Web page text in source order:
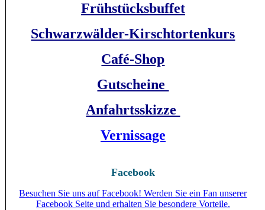
Frühstücksbuffet
Schwarzwälder-Kirschtortenkurs
Café-Shop
Gutscheine
Anfahrtsskizze
Vernissage
Facebook
Besuchen Sie uns auf Facebook! Werden Sie ein Fan unserer
Facebook Seite und erhalten Sie besondere Vorteile.